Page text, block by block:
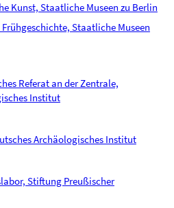
Kunst, Staatliche Museen zu Berlin
Staatliche Museen
Referat an der Zentrale,
Institut
Archäologisches Institut
Stiftung Preußischer